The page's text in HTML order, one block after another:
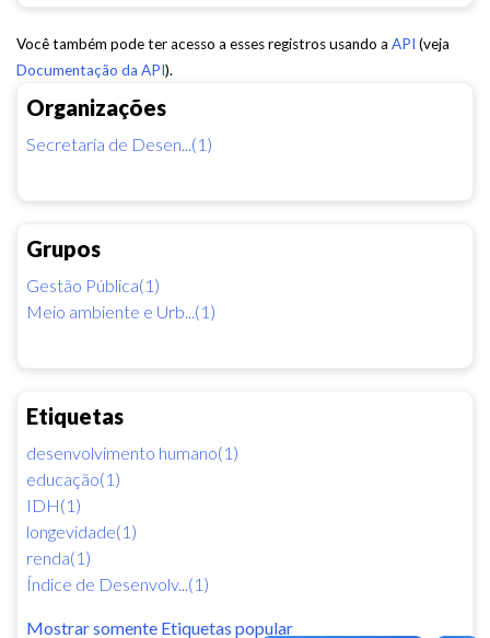
Organizações
Secretaria de Desen...(1)
Grupos
Gestão Pública(1)
Meio ambiente e Urb...(1)
Etiquetas
desenvolvimento humano(1)
educação(1)
IDH(1)
longevidade(1)
renda(1)
Índice de Desenvolv...(1)
Mostrar somente Etiquetas popular
Você também pode ter acesso a esses registros usando a API (veja
Documentação da API).